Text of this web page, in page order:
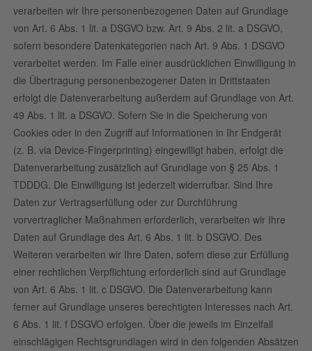
verarbeiten wir Ihre personenbezogenen Daten auf Grundlage
von Art. 6 Abs. 1 lit. a DSGVO bzw. Art. 9 Abs. 2 lit. a DSGVO,
sofern besondere Datenkategorien nach Art. 9 Abs. 1 DSGVO
verarbeitet werden. Im Falle einer ausdrücklichen Einwilligung in
die Übertragung personenbezogener Daten in Drittstaaten
erfolgt die Datenverarbeitung außerdem auf Grundlage von Art.
49 Abs. 1 lit. a DSGVO. Sofern Sie in die Speicherung von
Cookies oder in den Zugriff auf Informationen in Ihr Endgerät
(z. B. via Device-Fingerprinting) eingewilligt haben, erfolgt die
Datenverarbeitung zusätzlich auf Grundlage von § 25 Abs. 1
TDDDG. Die Einwilligung ist jederzeit widerrufbar. Sind Ihre
Daten zur Vertragserfüllung oder zur Durchführung
vorvertraglicher Maßnahmen erforderlich, verarbeiten wir Ihre
Daten auf Grundlage des Art. 6 Abs. 1 lit. b DSGVO. Des
Weiteren verarbeiten wir Ihre Daten, sofern diese zur Erfüllung
einer rechtlichen Verpflichtung erforderlich sind auf Grundlage
von Art. 6 Abs. 1 lit. c DSGVO. Die Datenverarbeitung kann
ferner auf Grundlage unseres berechtigten Interesses nach Art.
6 Abs. 1 lit. f DSGVO erfolgen. Über die jeweils im Einzelfall
einschlägigen Rechtsgrundlagen wird in den folgenden Absätzen